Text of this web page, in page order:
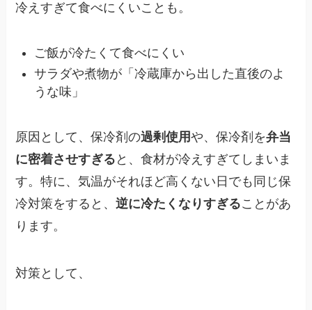
冷えすぎて食べにくいことも。
ご飯が冷たくて食べにくい
サラダや煮物が「冷蔵庫から出した直後のよ
うな味」
原因として、保冷剤の過剰使用や、保冷剤を弁当
に密着させすぎる と、食材が冷えすぎてしまいま
す。特に、気温がそれほど高くない日でも同じ保
冷対策をすると、逆に冷たくなりすぎることがあ
ります。
対策として、